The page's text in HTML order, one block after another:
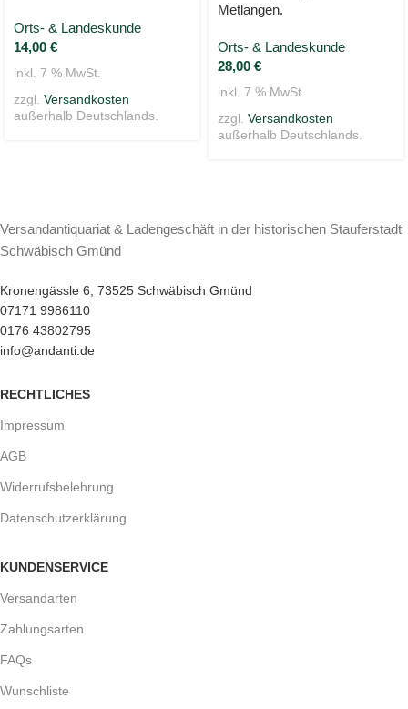
Orts- & Landeskunde
14,00 €
inkl. 7 % MwSt.
zzgl. Versandkosten
außerhalb Deutschlands.
Metlangen.
Orts- & Landeskunde
28,00 €
inkl. 7 % MwSt.
zzgl. Versandkosten
außerhalb Deutschlands.
Versandantiquariat & Ladengeschäft in der historischen Stauferstadt
Schwäbisch Gmünd
Kronengässle 6, 73525 Schwäbisch Gmünd
07171 9986110
0176 43802795
info@andanti.de
RECHTLICHES
Impressum
AGB
Widerrufsbelehrung
Datenschutzerklärung
KUNDENSERVICE
Versandarten
Zahlungsarten
FAQs
Wunschliste